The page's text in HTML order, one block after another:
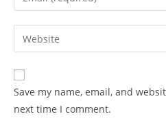
comment
your
email
address
comment
Enter
your
website
URL
(optional)
Save my name, email, and
next time I comment.